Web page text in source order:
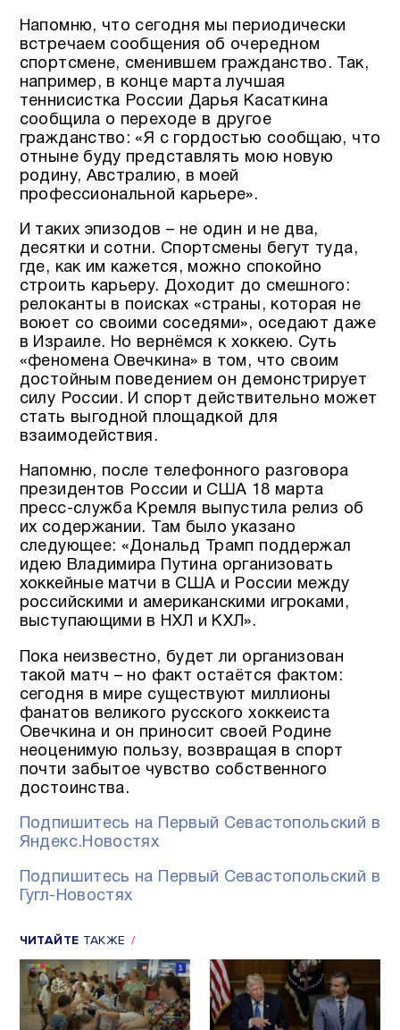
Напомню, что сегодня мы периодически
встречаем сообщения об очередном
спортсмене, сменившем гражданство. Так,
например, в конце марта лучшая
теннисистка России Дарья Касаткина
сообщила о переходе в другое
гражданство: «Я с гордостью сообщаю, что
отныне буду представлять мою новую
родину, Австралию, в моей
профессиональной карьере».
И таких эпизодов – не один и не два,
десятки и сотни. Спортсмены бегут туда,
где, как им кажется, можно спокойно
строить карьеру. Доходит до смешного:
релоканты в поисках «страны, которая не
воюет со своими соседями», оседают даже
в Израиле. Но вернёмся к хоккею. Суть
«феномена Овечкина» в том, что своим
достойным поведением он демонстрирует
силу России. И спорт действительно может
стать выгодной площадкой для
взаимодействия.
Напомню, после телефонного разговора
президентов России и США 18 марта
пресс-служба Кремля выпустила релиз об
их содержании. Там было указано
следующее: «Дональд Трамп поддержал
идею Владимира Путина организовать
хоккейные матчи в США и России между
российскими и американскими игроками,
выступающими в НХЛ и КХЛ».
Пока неизвестно, будет ли организован
такой матч – но факт остаётся фактом:
сегодня в мире существуют миллионы
фанатов великого русского хоккеиста
Овечкина и он приносит своей Родине
неоценимую пользу, возвращая в спорт
почти забытое чувство собственного
достоинства.
Подпишитесь на Первый Севастопольский в
Яндекс.Новостях
Подпишитесь на Первый Севастопольский в
Гугл-Новостях
ЧИТАЙТЕ ТАКЖЕ